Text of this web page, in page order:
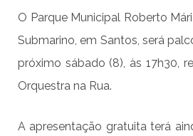
O Parque Municipal Roberto
Submarino, em Santos, será
próximo sábado (8), às 17h30,
Orquestra na Rua.
A apresentação gratuita terá